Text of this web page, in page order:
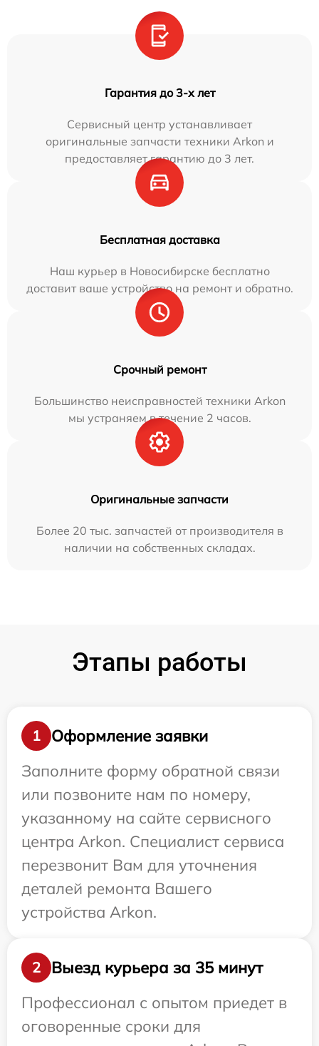
Гарантия до 3-х лет
Сервисный центр устанавливает
оригинальные запчасти техники Arkon и
предоставляет гарантию до 3 лет.
Бесплатная доставка
Наш курьер в Новосибирске бесплатно
доставит ваше устройство на ремонт и обратно.
Срочный ремонт
Большинство неисправностей техники Arkon
мы устраняем в течение 2 часов.
Оригинальные запчасти
Более 20 тыс. запчастей от производителя в
наличии на собственных складах.
Этапы работы
1
Оформление заявки
Заполните форму обратной связи
или позвоните нам по номеру,
указанному на сайте сервисного
центра Arkon. Специалист сервиса
перезвонит Вам для уточнения
деталей ремонта Вашего
устройства Arkon.
2
Выезд курьера за 35 минут
Профессионал с опытом приедет в
оговоренные сроки для